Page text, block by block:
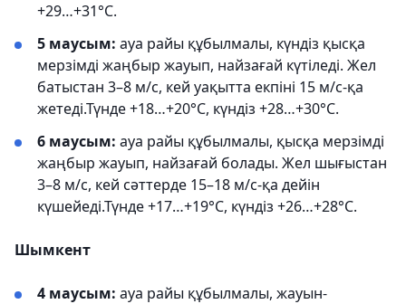
+29…+31°С.
5 маусым: ауа райы құбылмалы, күндіз қысқа
мерзімді жаңбыр жауып, найзағай күтіледі. Жел
батыстан 3–8 м/с, кей уақытта екпіні 15 м/с-қа
жетеді.Түнде +18…+20°С, күндіз +28…+30°С.
6 маусым: ауа райы құбылмалы, қысқа мерзімді
жаңбыр жауып, найзағай болады. Жел шығыстан
3–8 м/с, кей сәттерде 15–18 м/с-қа дейін
күшейеді.Түнде +17…+19°С, күндіз +26…+28°С.
Шымкент
4 маусым: ауа райы құбылмалы, жауын-